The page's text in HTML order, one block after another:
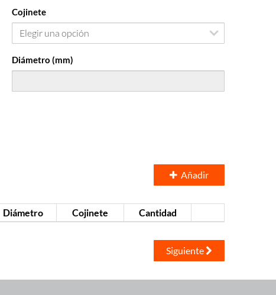
Cojinete
Diámetro (mm)
Añadir
Diámetro Cojinete Cantidad
Siguiente